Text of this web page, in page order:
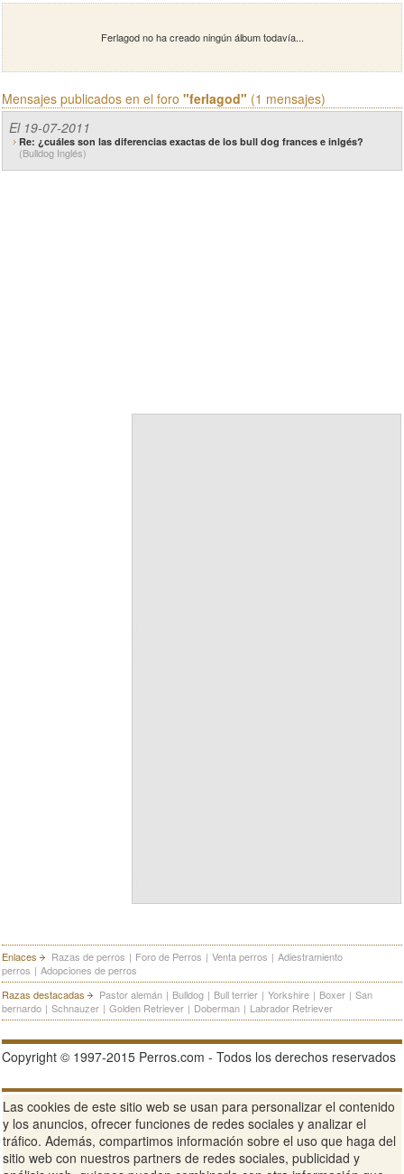
Ferlagod no ha creado ningún álbum todavía...
Mensajes publicados en el foro "ferlagod" (1 mensajes)
El 19-07-2011
Re: ¿cuáles son las diferencias exactas de los bull dog frances e inlgés?
(Bulldog Inglés)
Enlaces Razas de perros | Foro de Perros | Venta perros | Adiestramiento
perros | Adopciones de perros
Razas destacadas
Pastor alemán | Bulldog | Bull terrier | Yorkshire | Boxer | San
bernardo | Schnauzer | Golden Retriever | Doberman | Labrador Retriever
Copyright © 1997-2015 Perros.com - Todos los derechos reservados
Publicidad en Perros.com | Contacte | Aviso Legal Política de
privacidad | Condiciones de uso
Ver sitio web completo
Las cookies de este sitio web se usan para personalizar el contenido
y los anuncios, ofrecer funciones de redes sociales y analizar el
tráfico. Además, compartimos información sobre el uso que haga del
sitio web con nuestros partners de redes sociales, publicidad y